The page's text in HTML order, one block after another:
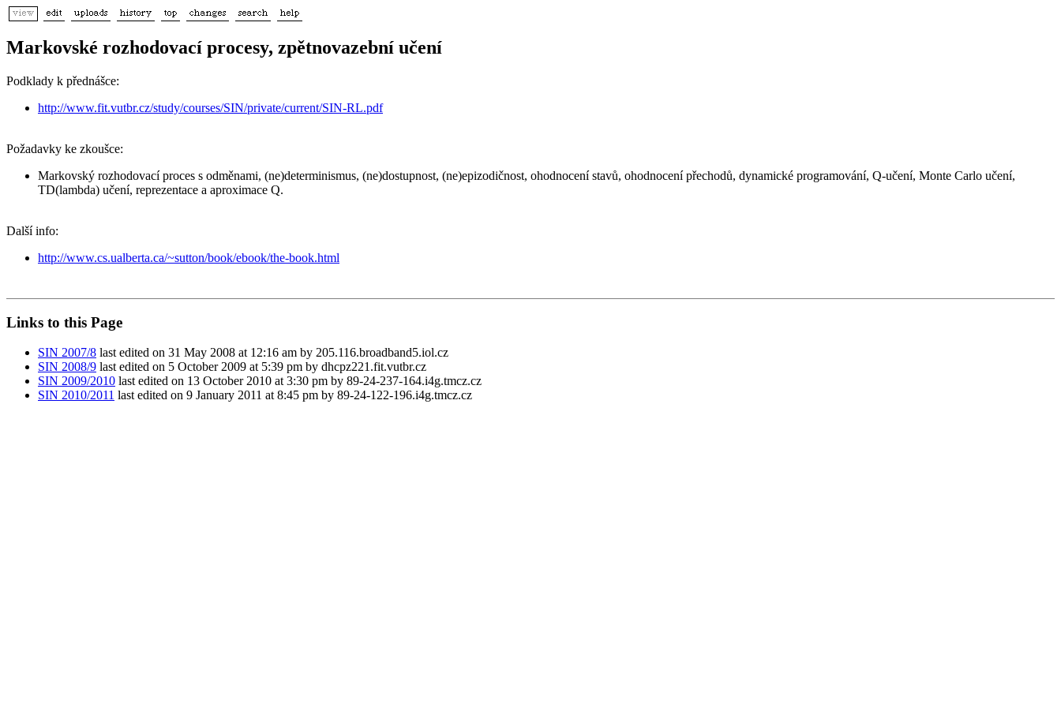
Markovské rozhodovací procesy, zpětnovazební učení
Podklady k přednášce:
http://www.fit.vutbr.cz/study/courses/SIN/private/current/SIN-RL.pdf
Požadavky ke zkoušce:
Markovský rozhodovací proces s odměnami, (ne)determinismus, (ne)dostupnost, (ne)epizodičnost, ohodnocení stavů, ohodnocení přechodů, dynamické programování, Q-učení, Monte Carlo učení,
TD(lambda) učení, reprezentace a aproximace Q.
Další info:
http://www.cs.ualberta.ca/~sutton/book/ebook/the-book.html
Links to this Page
SIN 2007/8 last edited on 31 May 2008 at 12:16 am by 205.116.broadband5.iol.cz
SIN 2008/9 last edited on 5 October 2009 at 5:39 pm by dhcpz221.fit.vutbr.cz
SIN 2009/2010 last edited on 13 October 2010 at 3:30 pm by 89-24-237-164.i4g.tmcz.cz
SIN 2010/2011 last edited on 9 January 2011 at 8:45 pm by 89-24-122-196.i4g.tmcz.cz